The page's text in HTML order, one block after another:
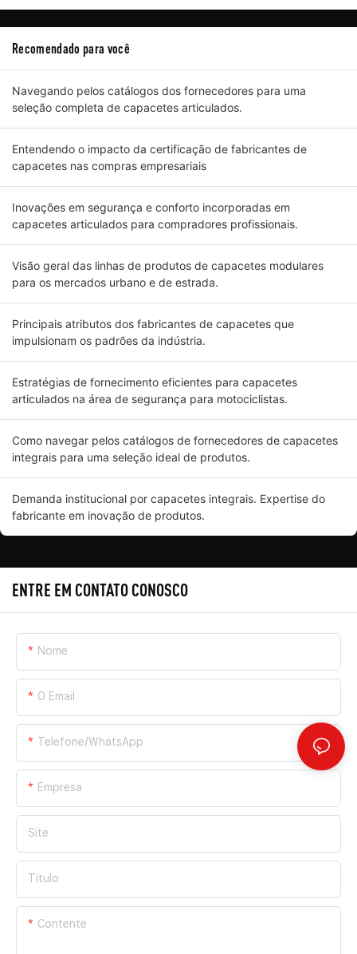
Recomendado para você
Navegando pelos catálogos dos fornecedores para uma
seleção completa de capacetes articulados.
Entendendo o impacto da certificação de fabricantes de
capacetes nas compras empresariais
Inovações em segurança e conforto incorporadas em
capacetes articulados para compradores profissionais.
Visão geral das linhas de produtos de capacetes modulares
para os mercados urbano e de estrada.
Principais atributos dos fabricantes de capacetes que
impulsionam os padrões da indústria.
Estratégias de fornecimento eficientes para capacetes
articulados na área de segurança para motociclistas.
Como navegar pelos catálogos de fornecedores de capacetes
integrais para uma seleção ideal de produtos.
Demanda institucional por capacetes integrais. Expertise do
fabricante em inovação de produtos.
ENTRE EM CONTATO CONOSCO
Nome
O Email
Telefone/WhatsApp
Empresa
Site
Título
Contente